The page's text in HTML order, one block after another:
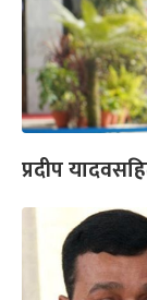
प्रदीप